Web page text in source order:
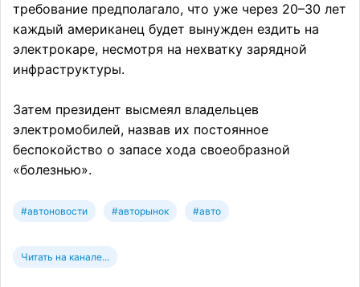
требование предполагало, что уже через 20–30 лет
каждый американец будет вынужден ездить на
электрокаре, несмотря на нехватку зарядной
инфраструктуры.
Затем президент высмеял владельцев
электромобилей, назвав их постоянное
беспокойство о запасе хода своеобразной
«болезнью».
#автоновости #авторынок #авто
Читать на канале...